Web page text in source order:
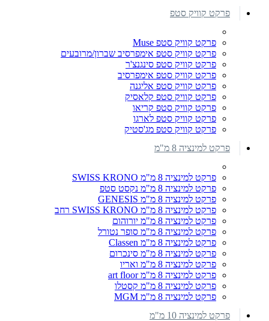
פרקט קוויק סטפ
פרקט קוויק סטפ Muse
פרקט קוויק סטפ אימפרסיב שברון/מרובעים
פרקט קוויק סטפ סינגנצ'ר
פרקט קוויק סטפ אימפרסיב
פרקט קוויק סטפ אליגנה
פרקט קוויק סטפ קלאסיק
פרקט קוויק סטפ קריאו
פרקט קוויק סטפ לארגו
פרקט קוויק סטפ מג'סטיק
פרקט למינציה 8 מ"מ
פרקט למינציה 8 מ"מ SWISS KRONO
פרקט למינציה 8 מ"מ נקסט סטפ
פרקט למינציה 8 מ"מ GENESIS
פרקט למינציה 8 מ"מ SWISS KRONO רחב
פרקט למינציה 8 מ"מ יורוהום
פרקט למינציה 8 מ"מ סופר נטורל
פרקט למינציה 8 מ"מ Classen
פרקט למינציה 8 מ"מ סינכרום
פרקט למינציה 8 מ"מ ואריו
פרקט למינציה 8 מ"מ art floor
פרקט למינציה 8 מ"מ קסטלו
פרקט למינציה 8 מ"מ MGM
פרקט למינציה 10 מ"מ